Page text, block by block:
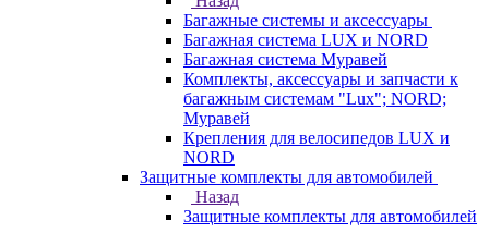
Багажные системы и аксессуары
Багажная система LUX и NORD
Багажная система Муравей
Комплекты, аксессуары и запчасти к
багажным системам "Lux"; NORD;
Муравей
Крепления для велосипедов LUX и
NORD
Защитные комплекты для автомобилей
Назад
Защитные комплекты для автомобилей